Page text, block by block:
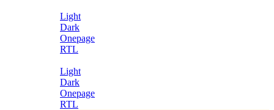
Light
Dark
Onepage
RTL
Light
Dark
Onepage
RTL